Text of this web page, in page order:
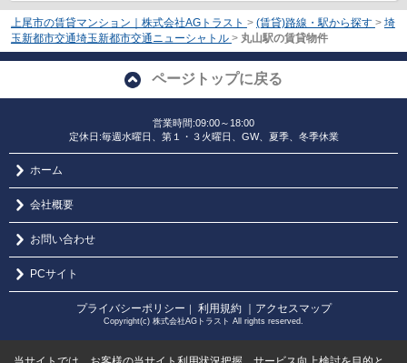
上尾市の賃貸マンション｜株式会社AGトラスト > (賃貸)路線・駅から探す > 埼
玉新都市交通埼玉新都市交通ニューシャトル > 丸山駅の賃貸物件
ページトップに戻る
営業時間:09:00～18:00
定休日:毎週水曜日、第１・３火曜日、GW、夏季、冬季休業
ホーム
会社概要
お問い合わせ
PCサイト
プライバシーポリシー ｜ 利用規約 ｜アクセスマップ
Copyright(c) 株式会社AGトラスト All rights reserved.